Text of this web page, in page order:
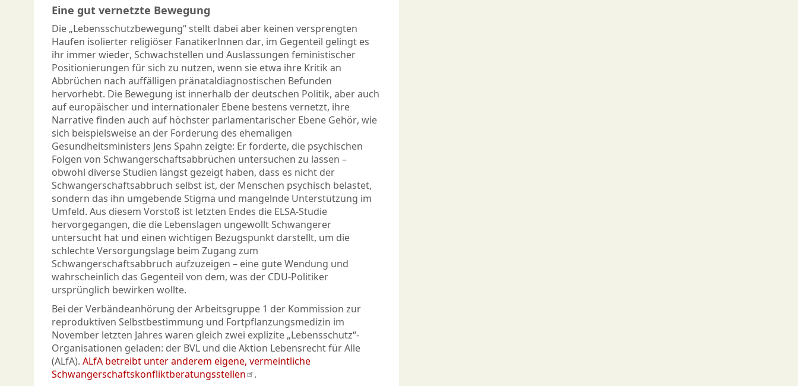
Eine gut vernetzte Bewegung
Die „Lebensschutzbewegung“ stellt dabei aber keinen versprengten
Haufen isolierter religiöser FanatikerInnen dar, im Gegenteil gelingt es
ihr immer wieder, Schwachstellen und Auslassungen feministischer
Positionierungen für sich zu nutzen, wenn sie etwa ihre Kritik an
Abbrüchen nach auffälligen pränataldiagnostischen Befunden
hervorhebt. Die Bewegung ist innerhalb der deutschen Politik, aber auch
auf europäischer und internationaler Ebene bestens vernetzt, ihre
Narrative finden auch auf höchster parlamentarischer Ebene Gehör, wie
sich beispielsweise an der Forderung des ehemaligen
Gesundheitsministers Jens Spahn zeigte: Er forderte, die psychischen
Folgen von Schwangerschaftsabbrüchen untersuchen zu lassen –
obwohl diverse Studien längst gezeigt haben, dass es nicht der
Schwangerschaftsabbruch selbst ist, der Menschen psychisch belastet,
sondern das ihn umgebende Stigma und mangelnde Unterstützung im
Umfeld. Aus diesem Vorstoß ist letzten Endes die ELSA-Studie
hervorgegangen, die die Lebenslagen ungewollt Schwangerer
untersucht hat und einen wichtigen Bezugspunkt darstellt, um die
schlechte Versorgungslage beim Zugang zum
Schwangerschaftsabbruch aufzuzeigen – eine gute Wendung und
wahrscheinlich das Gegenteil von dem, was der CDU-Politiker
ursprünglich bewirken wollte.
Bei der Verbändeanhörung der Arbeitsgruppe 1 der Kommission zur
reproduktiven Selbstbestimmung und Fortpflanzungsmedizin im
November letzten Jahres waren gleich zwei explizite „Lebensschutz“-
Organisationen geladen: der BVL und die Aktion Lebensrecht für Alle
(ALfA). ALfA betreibt unter anderem eigene, vermeintliche
Schwangerschaftskonfliktberatungsstellen
.